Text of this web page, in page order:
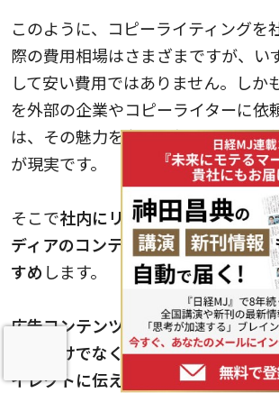
このように、コピーライティングを
際の費用相場はさまざまですが、い
して安い費用ではありません。しか
を外部の企業やコピーライターに依
は、その魅力を存分に伝えることが
が現実です。
そこで社内にリソースがある企業で
ディアのコンテンツ作成から内製化
すめ します。
広告コンテンツの内製化ができれば
削減だけでなく、自社製品の魅力
イレクトに伝えることができます。